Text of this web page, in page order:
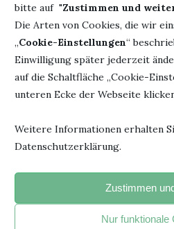
bitte auf "Zustimmen und
Die Arten von Cookies, die wir
„Cookie-Einstellungen“
Einwilligung später jederzeit
auf die Schaltfläche „Cookie-
unteren Ecke der Webseite
Weitere Informationen erhalten
Datenschutzerklärung.
Zustimmen
Nur funktionale